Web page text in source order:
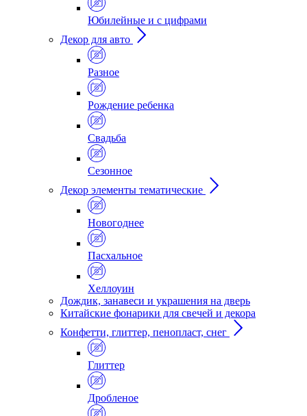
Юбилейные и с цифрами
Декор для авто
Разное
Рождение ребенка
Свадьба
Сезонное
Декор элементы тематические
Новогоднее
Пасхальное
Хеллоуин
Дождик, занавеси и украшения на дверь
Китайские фонарики для свечей и декора
Конфетти, глиттер, пенопласт, снег
Глиттер
Дробленое